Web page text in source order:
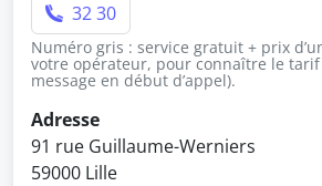
32 30
Numéro gris : service gratuit + prix
votre opérateur, pour connaître le tarif
message en début d’appel).
Adresse
91 rue Guillaume-Werniers
59000 Lille